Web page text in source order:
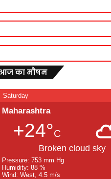
का मौषम
Saturday
Maharashtra
+24°C
Broken cloud sky
Pressure: 753 mm Hg
Humidity: 88 %
Wind: West, 4.5 m/s